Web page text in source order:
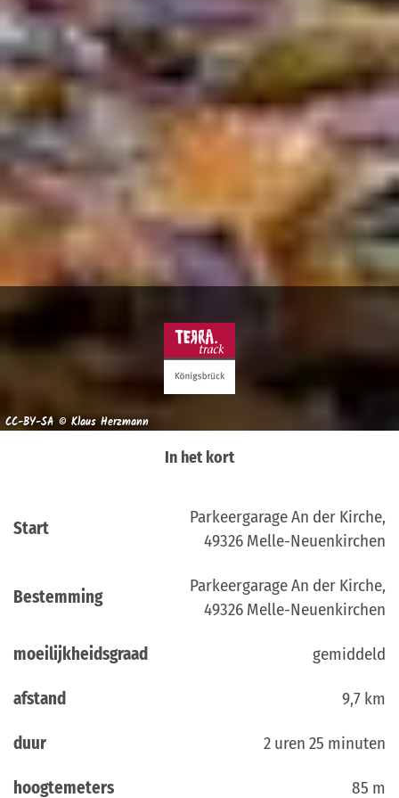
CC-BY-SA © Klaus Herzmann
In het kort
Start
Parkeergarage An der Kirche,
49326 Melle-Neuenkirchen
Bestemming
Parkeergarage An der Kirche,
49326 Melle-Neuenkirchen
moeilijkheidsgraad gemiddeld
afstand 9,7 km
duur 2 uren 25 minuten
hoogtemeters 85 m